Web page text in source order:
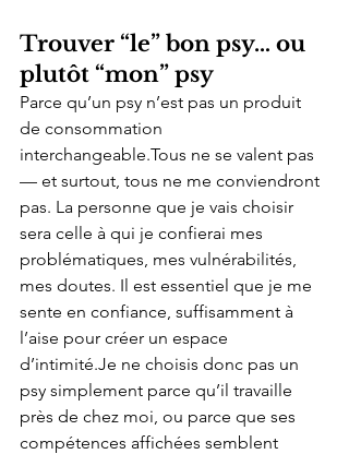
Trouver “le” bon psy… ou
plutôt “mon” psy
Parce qu’un psy n’est pas un produit
de consommation
interchangeable.Tous ne se valent pas
— et surtout, tous ne me conviendront
pas. La personne que je vais choisir
sera celle à qui je confierai mes
problématiques, mes vulnérabilités,
mes doutes. Il est essentiel que je me
sente en confiance, suffisamment à
l’aise pour créer un espace
d’intimité.Je ne choisis donc pas un
psy simplement parce qu’il travaille
près de chez moi, ou parce que ses
compétences affichées semblent